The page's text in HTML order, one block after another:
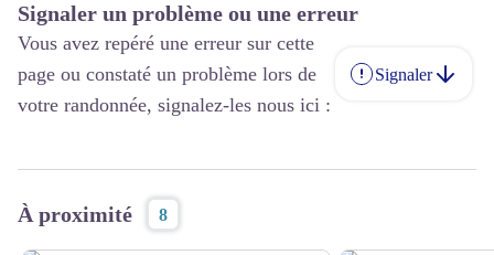
Signaler un problème ou une erreur
Vous avez repéré une erreur sur cette
page ou constaté un problème lors de
votre randonnée, signalez-les nous ici :
Signaler
À proximité 8